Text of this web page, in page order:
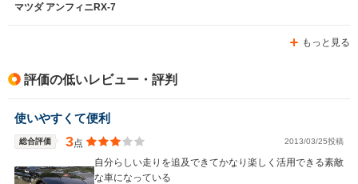
らはいい歳だから走り屋辞めろとか、人気ないから辞めろ
マツダ アンフィニRX-7
もっと見る
評価の低いレビュー・評判
使いやすくて便利
総合評価 3点 2013/03/25投稿
自分らしい走りを追及できてかなり楽しく活用できる素敵
な車になっている